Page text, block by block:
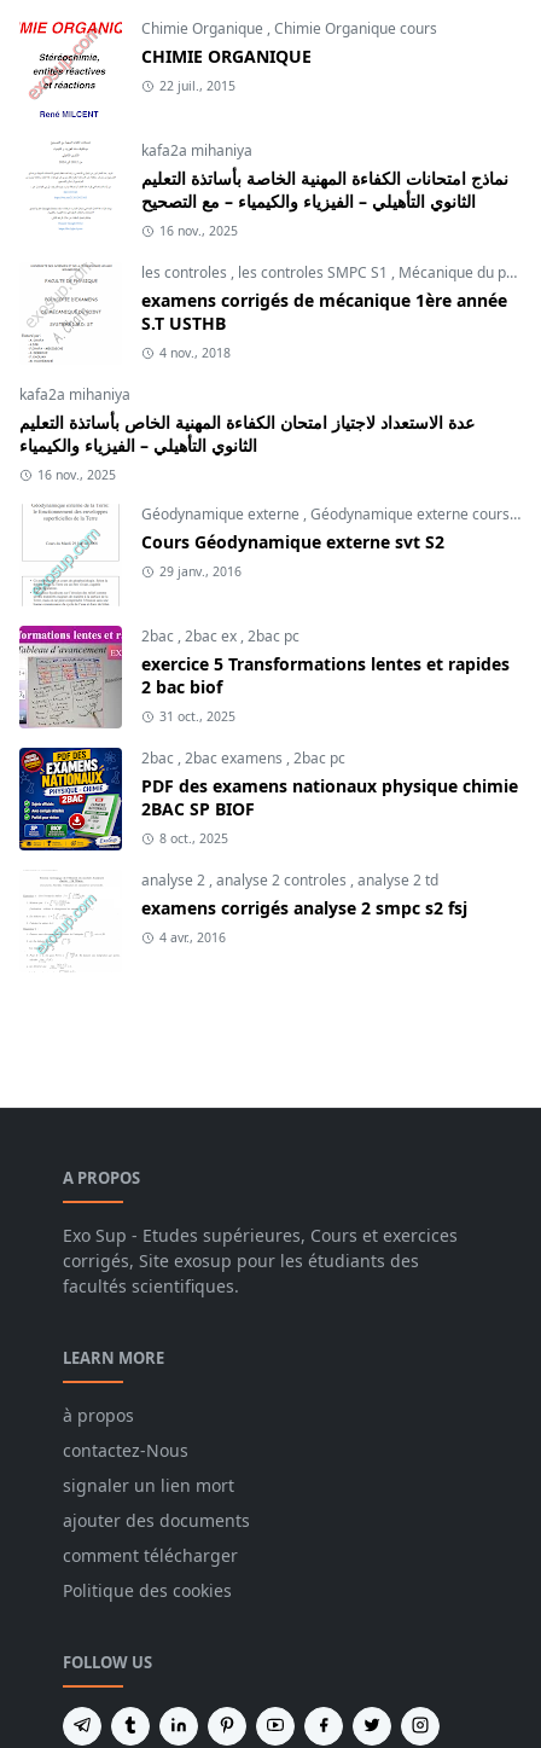
Chimie Organique ,Chimie Organique cours
CHIMIE ORGANIQUE
22 juil., 2015
kafa2a mihaniya
نماذج امتحانات الكفاءة المهنية الخاصة بأساتذة التعليم
الثانوي التأهيلي – الفيزياء والكيمياء – مع التصحيح
16 nov., 2025
les controles , les controles SMPC S1 , Mécanique du point
examens corrigés de mécanique 1ère année
S.T USTHB
4 nov., 2018
kafa2a mihaniya
عدة الاستعداد لاجتياز امتحان الكفاءة المهنية الخاص بأساتذة التعليم
الثانوي التأهيلي – الفيزياء والكيمياء
16 nov., 2025
Géodynamique externe ,Géodynamique externe cours ,
Cours Géodynamique externe svt S2
29 janv., 2016
2bac ,2bac ex ,2bac pc
exercice 5 Transformations lentes et rapides
2 bac biof
31 oct., 2025
2bac ,2bac examens ,2bac pc
PDF des examens nationaux physique chimie
2BAC SP BIOF
8 oct., 2025
analyse 2 ,analyse 2 controles ,analyse 2 td
examens corrigés analyse 2 smpc s2 fsj
4 avr., 2016
A PROPOS
Exo Sup - Etudes supérieures, Cours et exercices
corrigés, Site exosup pour les étudiants des
facultés scientifiques.
LEARN MORE
à propos
contactez-Nous
signaler un lien mort
ajouter des documents
comment télécharger
Politique des cookies
FOLLOW US